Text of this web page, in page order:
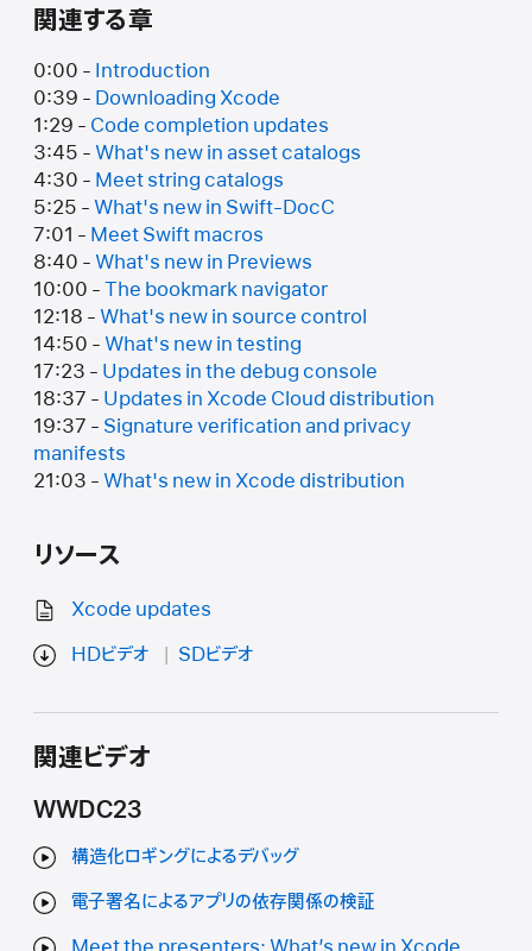
関連する章
0:00 - Introduction
0:39 - Downloading Xcode
1:29 - Code completion updates
3:45 - What's new in asset catalogs
4:30 - Meet string catalogs
5:25 - What's new in Swift-DocC
7:01 - Meet Swift macros
8:40 - What's new in Previews
10:00 - The bookmark navigator
12:18 - What's new in source control
14:50 - What's new in testing
17:23 - Updates in the debug console
18:37 - Updates in Xcode Cloud distribution
19:37 - Signature verification and privacy
manifests
21:03 - What's new in Xcode distribution
リソース
Xcode updates
HDビデオ
SDビデオ
関連ビデオ
WWDC23
構造化ロギングによるデバッグ
電子署名によるアプリの依存関係の検証